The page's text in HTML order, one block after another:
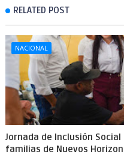
RELATED POST
NACIONAL
Jornada de Inclusión
familias de Nuevos